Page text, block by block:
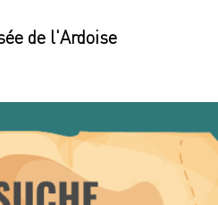
de l'Ardoise